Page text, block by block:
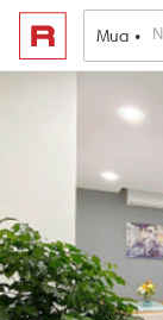
Mua •